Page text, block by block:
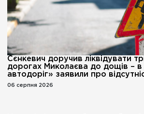
Сєнкевич доручив ліквідувати
дорогах Миколаєва до дощів –
автодоріг» заявили про
06 серпня 2026